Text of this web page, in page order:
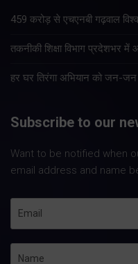
459 करोड़ से एचएनबी गढ़वाल
तकनीकी शिक्षा विभाग प्रदेशभर में
हर घर तिरंगा अभियान को जन-जन
Subscribe to our
Want to be notified when
email address and name